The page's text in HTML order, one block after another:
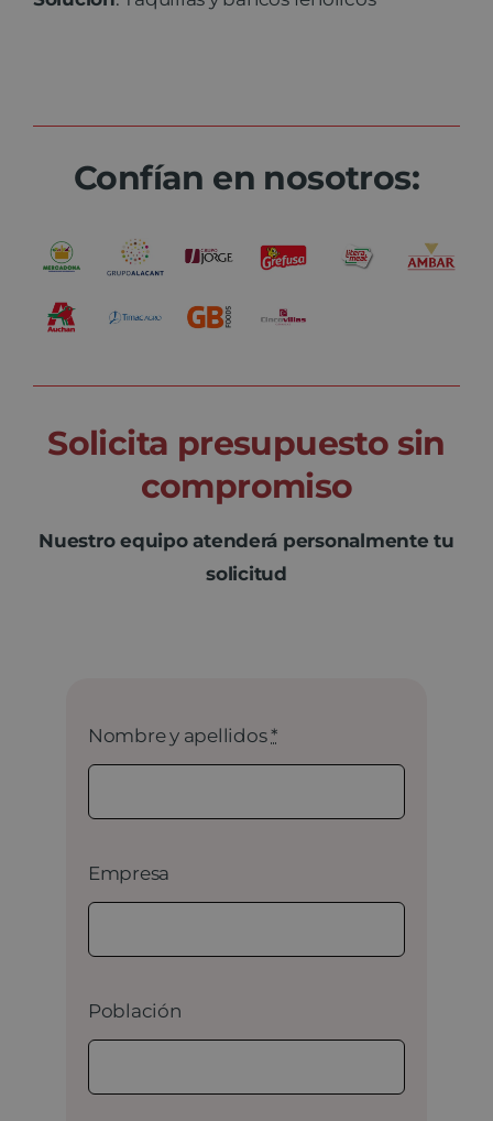
Confían en nosotros:
Solicita presupuesto sin
compromiso
Nuestro equipo atenderá personalmente tu
solicitud
Nombre y apellidos*
Empresa
Población